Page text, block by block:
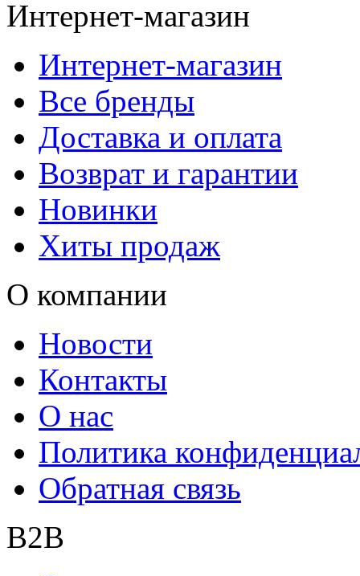
Интернет-магазин
Интернет-магазин
Все бренды
Доставка и оплата
Возврат и гарантии
Новинки
Хиты продаж
О компании
Новости
Контакты
О нас
Политика
Обратная связь
B2B